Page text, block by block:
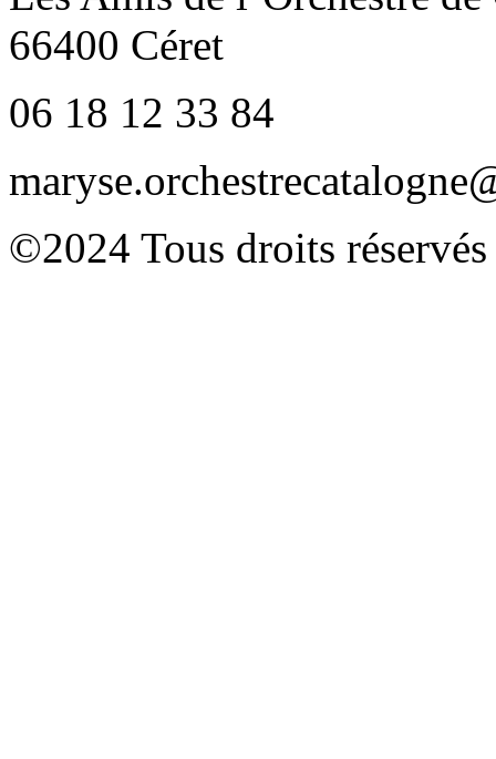
66400 Céret
06 18 12 33 84
©2024 Tous droits